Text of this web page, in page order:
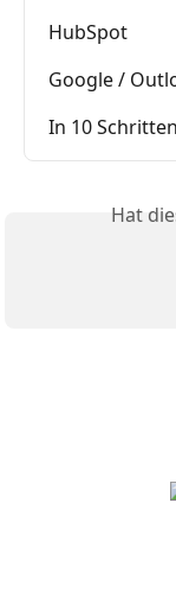
HubSpot
Google /
In 10
Hat